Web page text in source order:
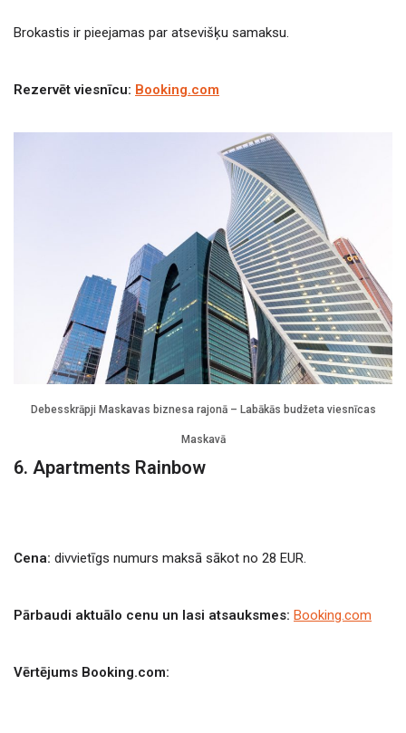
Brokastis ir pieejamas par atsevišķu samaksu.
Rezervēt viesnīcu: Booking.com
Debesskrāpji Maskavas biznesa rajonā – Labākās budžeta viesnīcas
Maskavā
6. Apartments Rainbow
Cena: divvietīgs numurs maksā sākot no 28 EUR.
Pārbaudi aktuālo cenu un lasi atsauksmes: Booking.com
Vērtējums Booking.com: